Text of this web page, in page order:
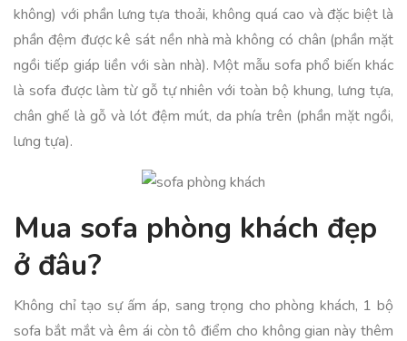
không) với phần lưng tựa thoải, không quá cao và đặc biệt là
phần đệm được kê sát nền nhà mà không có chân (phần mặt
ngồi tiếp giáp liền với sàn nhà). Một mẫu sofa phổ biến khác
là sofa được làm từ gỗ tự nhiên với toàn bộ khung, lưng tựa,
chân ghế là gỗ và lót đệm mút, da phía trên (phần mặt ngồi,
lưng tựa).
Mua sofa phòng khách đẹp
ở đâu?
Không chỉ tạo sự ấm áp, sang trọng cho phòng khách, 1 bộ
sofa bắt mắt và êm ái còn tô điểm cho không gian này thêm